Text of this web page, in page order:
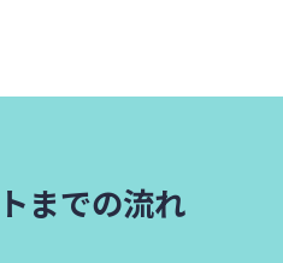
までの流れ